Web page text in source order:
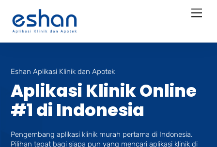
content
Eshan Aplikasi Klinik dan Apotek
Aplikasi Klinik Online
#1 di Indonesia
Pengembang aplikasi klinik murah pertama di Indonesia.
Pilihan tepat bagi siapa pun yang mencari aplikasi klinik di